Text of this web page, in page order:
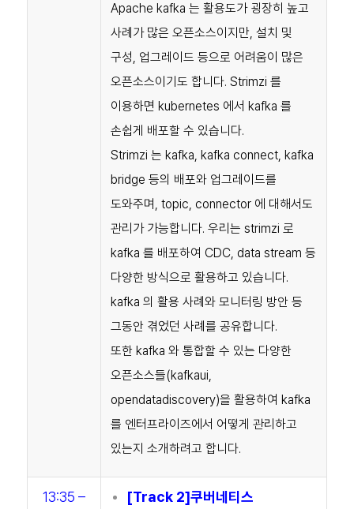
Apache kafka 는 활용도가 굉장히 높고
사례가 많은 오픈소스이지만, 설치 및
구성, 업그레이드 등으로 어려움이 많은
오픈소스이기도 합니다. Strimzi 를
이용하면 kubernetes 에서 kafka 를
손쉽게 배포할 수 있습니다.
Strimzi 는 kafka, kafka connect, kafka
bridge 등의 배포와 업그레이드를
도와주며, topic, connector 에 대해서도
관리가 가능합니다. 우리는 strimzi 로
kafka 를 배포하여 CDC, data stream 등
다양한 방식으로 활용하고 있습니다.
kafka 의 활용 사례와 모니터링 방안 등
그동안 겪었던 사례를 공유합니다.
또한 kafka 와 통합할 수 있는 다양한
오픈소스들(kafkaui,
opendatadiscovery)을 활용하여 kafka
를 엔터프라이즈에서 어떻게 관리하고
있는지 소개하려고 합니다.
13:35 –
[Track 2]쿠버네티스